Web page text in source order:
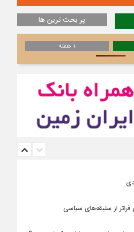
پر بحث ترین ها
1 هفته
فراتر از سلیقه‌های سیاسی